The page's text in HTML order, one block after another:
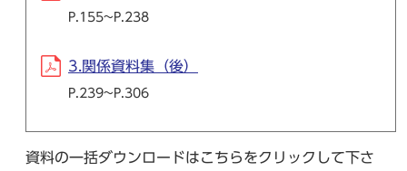
P.155~P.238
3.関係資料集（後）
P.239~P.306
資料の一括ダウンロードはこちらをクリックして下さ